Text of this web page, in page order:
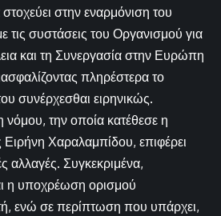
στην εναρμόνιση του
τις συστάσεις του Οργανισμού για
και τη Συνεργασία στην Ευρώπη
πληρέστερα το
συνέρχεσθαι ειρηνικώς.
την οποία κατέθεσε η
Ειρήνη Χαραλαμπίδου, επιφέρει
αλλαγές. Συγκεκριμένα,
η υποχρέωση ορισμού
ενώ σε περίπτωση που υπάρχει,